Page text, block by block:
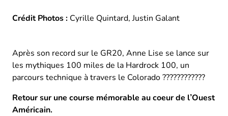
Crédit Photos : Cyrille Quintard, Justin Galant
Après son record sur le GR20, Anne Lise se lance sur
les mythiques 100 miles de la Hardrock 100, un
parcours technique à travers le Colorado ????????????
Retour sur une course mémorable au coeur de l’Ouest
Américain.